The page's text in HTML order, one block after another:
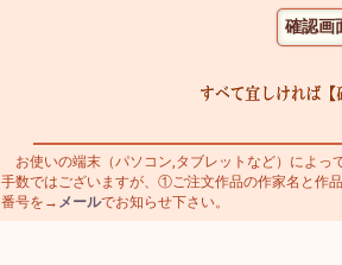
お使いの端末（パソコン,タブレットなど）によっ
手数ではございますが、①ご注文作品の作家名と
番号を→ メールでお知らせ下さい。